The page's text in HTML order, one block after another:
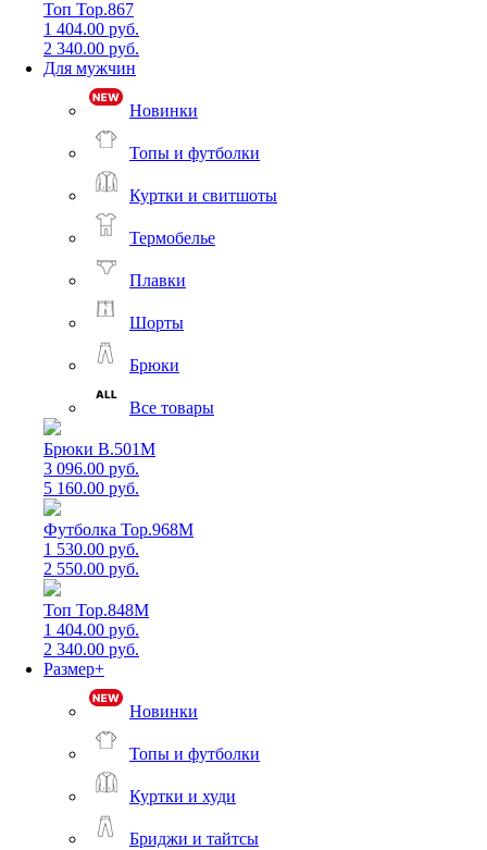
Топ Top.867
1 404.00 руб.
2 340.00 руб.
Для мужчин
Новинки
Топы и футболки
Куртки и свитшоты
Термобелье
Плавки
Шорты
Брюки
Все товары
Брюки B.501M
3 096.00 руб.
5 160.00 руб.
Футболка Top.968M
1 530.00 руб.
2 550.00 руб.
Топ Top.848M
1 404.00 руб.
2 340.00 руб.
Размер+
Новинки
Топы и футболки
Куртки и худи
Бриджи и тайтсы